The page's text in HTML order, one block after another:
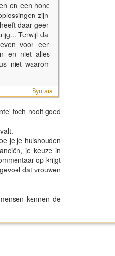
en een hond
zijn.
daar geen
Terwijl dat
voor een
en niet alles
niet waarom
Syntara
toch nooit goed
je je huishouden
je keuze in
op krijgt
dat vrouwen
kennen de